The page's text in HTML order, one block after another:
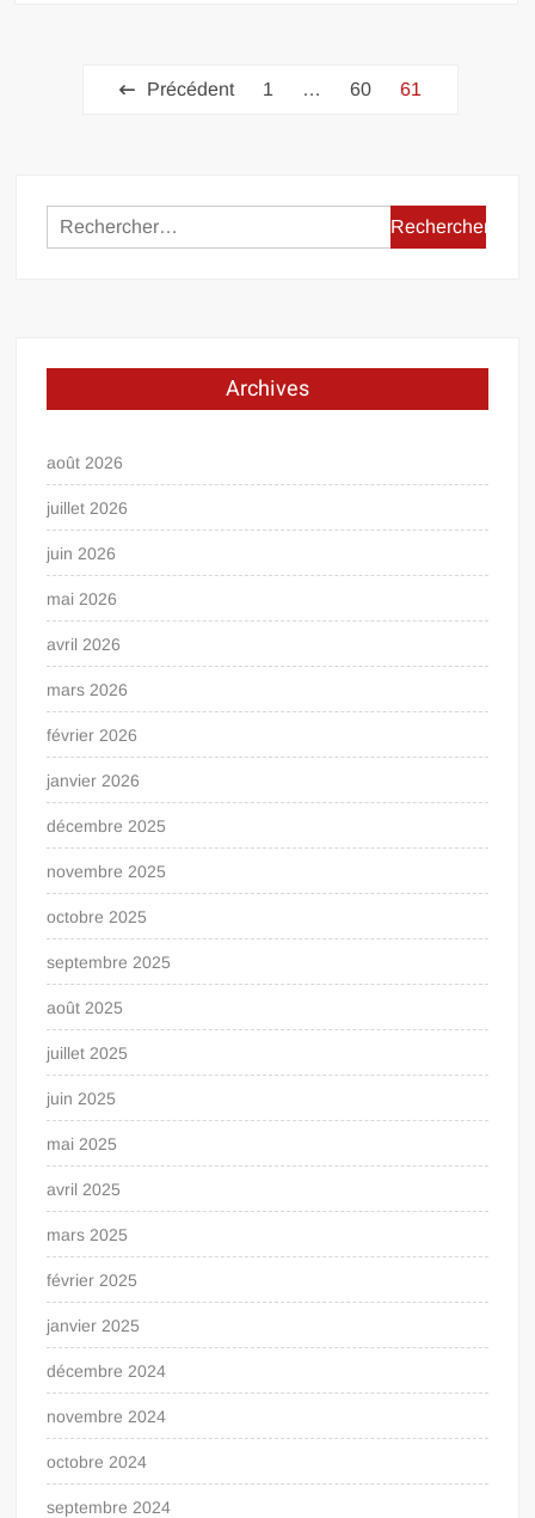
PaginationPrécédent 1 … 60 61
Rechercher :
Archives
août 2026
juillet 2026
juin 2026
mai 2026
avril 2026
mars 2026
février 2026
janvier 2026
décembre 2025
novembre 2025
octobre 2025
septembre 2025
août 2025
juillet 2025
juin 2025
mai 2025
avril 2025
mars 2025
février 2025
janvier 2025
décembre 2024
novembre 2024
octobre 2024
septembre 2024